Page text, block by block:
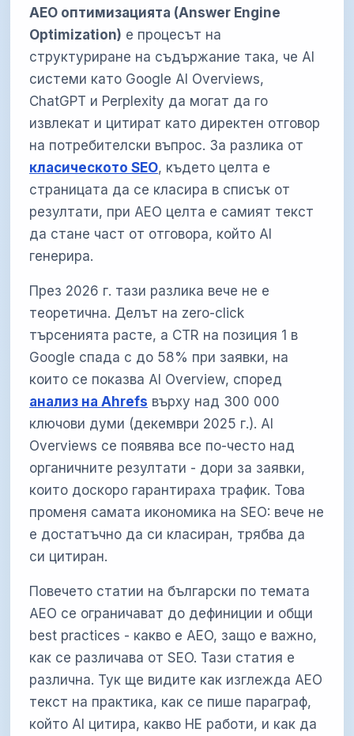
AEO оптимизацията (Answer Engine
Optimization) е процесът на
структуриране на съдържание така, че AI
системи като Google AI Overviews,
ChatGPT и Perplexity да могат да го
извлекат и цитират като директен отговор
на потребителски въпрос. За разлика от
класическото SEO, където целта е
страницата да се класира в списък от
резултати, при AEO целта е самият текст
да стане част от отговора, който AI
генерира.
През 2026 г. тази разлика вече не е
теоретична. Делът на zero-click
търсенията расте, а CTR на позиция 1 в
Google спада с до 58% при заявки, на
които се показва AI Overview, според
анализ на Ahrefs върху над 300 000
ключови думи (декември 2025 г.). AI
Overviews се появява все по-често над
органичните резултати - дори за заявки,
които доскоро гарантираха трафик. Това
променя самата икономика на SEO: вече не
е достатъчно да си класиран, трябва да
си цитиран.
Повечето статии на български по темата
AEO се ограничават до дефиниции и общи
best practices - какво е AEO, защо е важно,
как се различава от SEO. Тази статия е
различна. Тук ще видите как изглежда AEO
текст на практика, как се пише параграф,
който AI цитира, какво НЕ работи, и как да